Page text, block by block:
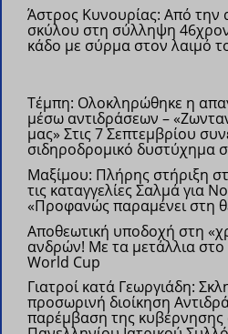
Άστρος Κυνουρίας: Από την
σκύλου στη σύλληψη
κάδο με σύρμα στον λαιμό
Τέμπη: Ολοκληρώθηκε η
μέσω αντιδράσεων –
μας»Στις 7 Σεπτεμβρίου
σιδηροδρομικό δυστύχημα
Μαξίμου: Πλήρης στήριξη
τις καταγγελίες Σαλμά για
«Προφανώς παραμένει στη
Αποθεωτική υποδοχή στη
ανδρών! Με τα μετάλλια στο
World Cup
Γιατροί κατά Γεωργιάδη:
προσωρινή διοίκηση
παρέμβαση της κυβέρνησης